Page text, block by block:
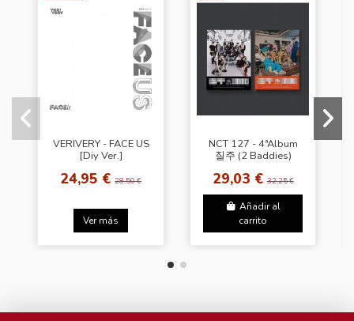
VERIVERY - FACE US
[Diy Ver.]
24,95 €28,50 €
Ver más
NCT 127 - 4ªAlbum
질주 (2 Baddies)
Random Cover]
29,03 €32,25 €
Añadir al
carrito